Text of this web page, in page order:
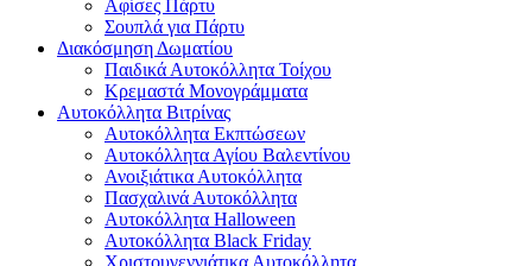
Αφίσες Πάρτυ
Σουπλά για Πάρτυ
Διακόσμηση Δωματίου
Παιδικά Αυτοκόλλητα Τοίχου
Κρεμαστά Μονογράμματα
Αυτοκόλλητα Βιτρίνας
Αυτοκόλλητα Εκπτώσεων
Αυτοκόλλητα Αγίου Βαλεντίνου
Ανοιξιάτικα Αυτοκόλλητα
Πασχαλινά Αυτοκόλλητα
Αυτοκόλλητα Halloween
Αυτοκόλλητα Black Friday
Χριστουγεννιάτικα Αυτοκόλλητα